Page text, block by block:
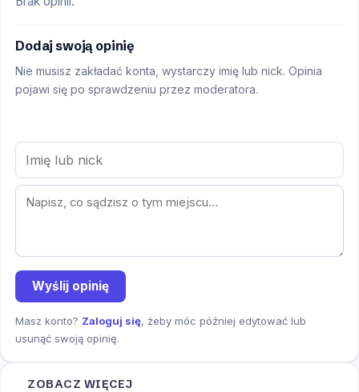
Dodaj swoją opinię
Nie musisz zakładać konta, wystarczy imię lub nick. Opinia
pojawi się po sprawdzeniu przez moderatora.
Wyślij opinię
Masz konto? Zaloguj się, żeby móc później edytować lub
usunąć swoją opinię.
ZOBACZ WIĘCEJ